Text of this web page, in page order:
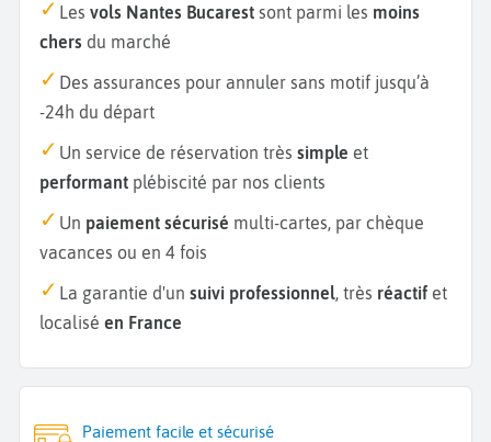
Les vols Nantes Bucarest sont parmi les moins
chers du marché
Des assurances pour annuler sans motif jusqu’à
-24h du départ
Un service de réservation très simple et
performant plébiscité par nos clients
Un paiement sécurisé multi-cartes, par chèque
vacances ou en 4 fois
La garantie d'un suivi professionnel , très réactif et
localisé en France
Paiement facile et sécurisé